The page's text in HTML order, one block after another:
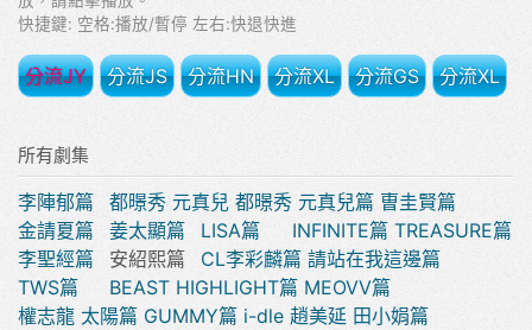
快捷鍵: 空格:播放/暫停 左右:快退快進
分流JY 分流JS 分流HN 分流XL 分流GS 分流XL
所有劇集
李陣郁篇
都暻秀 元真兒 都暻秀 元真兒篇 曺圭賢篇
金請夏篇
姜太顯篇 LISA篇 INFINITE篇 TREASURE篇
李聖經篇
安紹熙篇 CL李彩麟篇 請站在我這邊篇
TWS篇
BEAST HIGHLIGHT篇 MEOVV篇
權志龍 太陽篇 GUMMY篇 i-dle 趙美延 田小娟篇